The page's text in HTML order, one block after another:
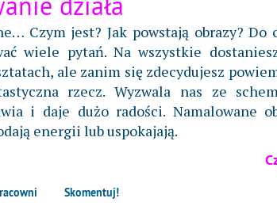
Czym jest? Jak powstają obrazy? Do
wiele pytań. Na wszystkie
ale zanim się zdecydujesz
rzecz. Wyzwala nas ze
i daje dużo radości. Namalowane
energii lub uspokajają.
Skomentuj!